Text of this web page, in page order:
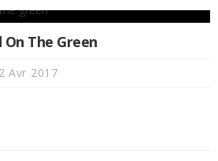
The Green
Avr 2017